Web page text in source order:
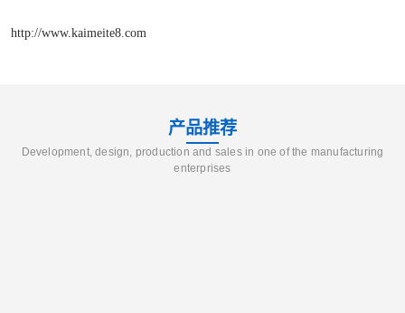
http://www.kaimeite8.com
产品推荐
Development, design, production and sales in one of the manufacturing
enterprises